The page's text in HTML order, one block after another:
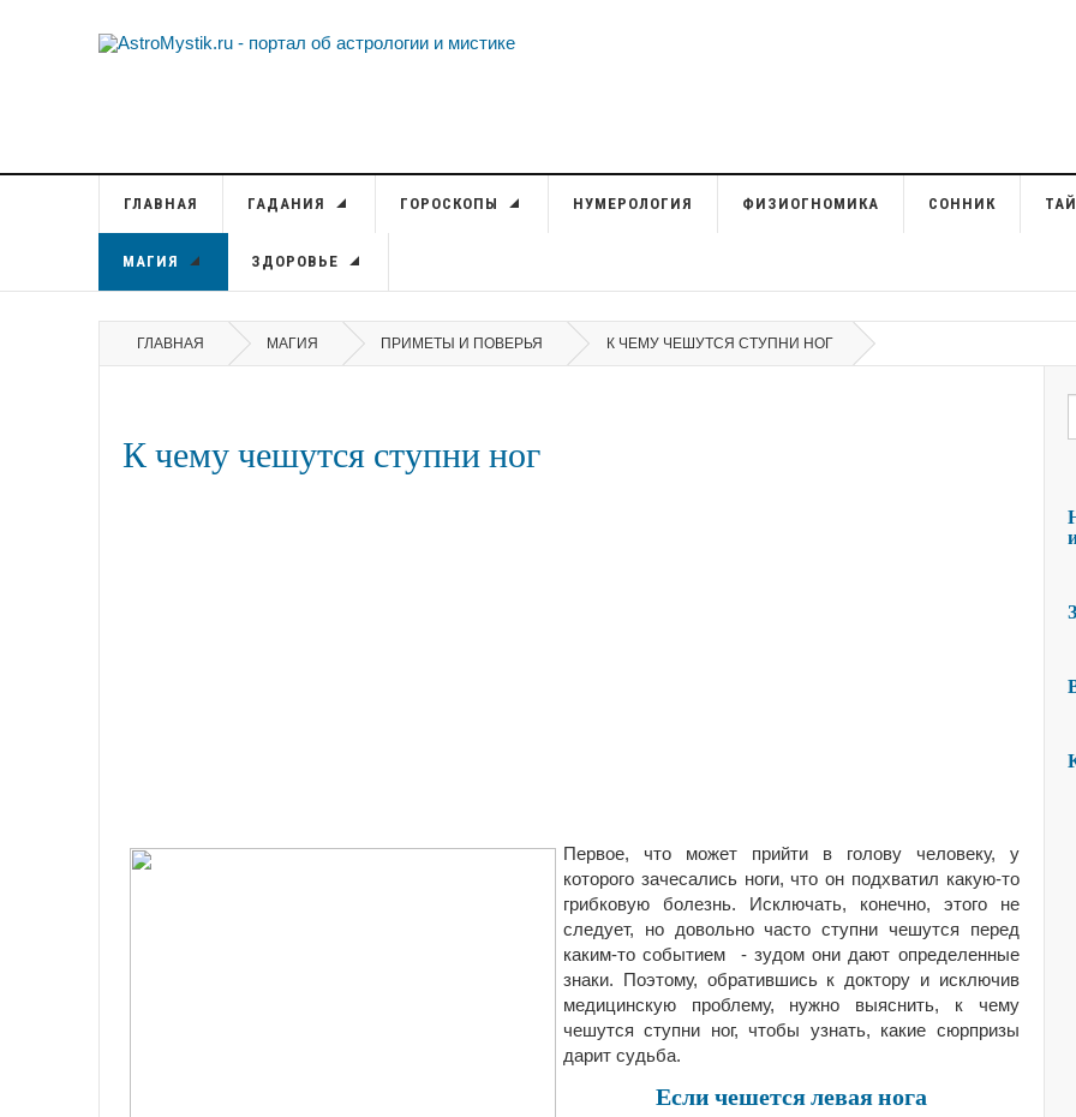
ГЛАВНАЯ ГАДАНИЯ ГОРОСКОПЫ НУМЕРОЛОГИЯ ФИЗИОГНОМИКА СОННИК
МАГИЯ ЗДОРОВЬЕ
ГЛАВНАЯ МАГИЯ ПРИМЕТЫ И ПОВЕРЬЯ К ЧЕМУ ЧЕШУТСЯ СТУПНИ НОГ
К чему чешутся ступни ног
Первое, что может прийти в голову человеку, у
которого зачесались ноги, что он подхватил какую-то
грибковую болезнь. Исключать, конечно, этого не
следует, но довольно часто ступни чешутся перед
каким-то событием - зудом они дают определенные
знаки. Поэтому, обратившись к доктору и исключив
медицинскую проблему, нужно выяснить, к чему
чешутся ступни ног, чтобы узнать, какие сюрпризы
дарит судьба.
Если чешется левая нога